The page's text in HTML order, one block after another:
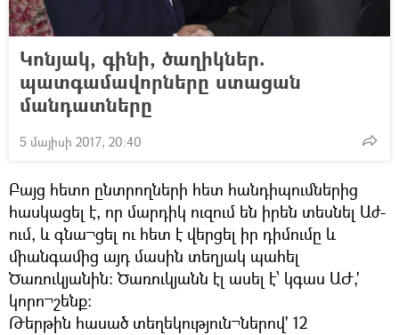
Կոնյակ, գինի, ծաղիկներ.
պատգամավորները ստացան
մանդատները
5 մայիսի 2017, 20:40
Բայց հետո ընտրողների հետ հանդիպումներից
հասկացել է, որ մարդիկ ուզում են իրեն տեսնել Աժ-
ում, և գնա¬ցել ու հետ է վերցել իր դիմումը և
միանգամից այդ մասին տեղյակ պահել
Ծառուկյանին: Ծառուկյանն էլ ասել է՝ կգաս ԱԺ,'
կորո¬շենք:
Թերթին հասած տեղեկություն¬ներով' 12